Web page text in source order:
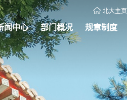
北大主页
闻中心 部门概况 规章制度